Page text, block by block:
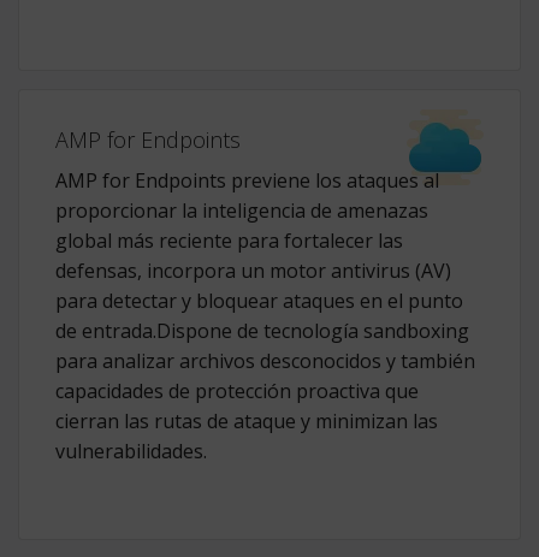
AMP for Endpoints
AMP for Endpoints previene los ataques al
proporcionar la inteligencia de amenazas
global más reciente para fortalecer las
defensas, incorpora un motor antivirus (AV)
para detectar y bloquear ataques en el punto
de entrada.Dispone de tecnología sandboxing
para analizar archivos desconocidos y también
capacidades de protección proactiva que
cierran las rutas de ataque y minimizan las
vulnerabilidades.